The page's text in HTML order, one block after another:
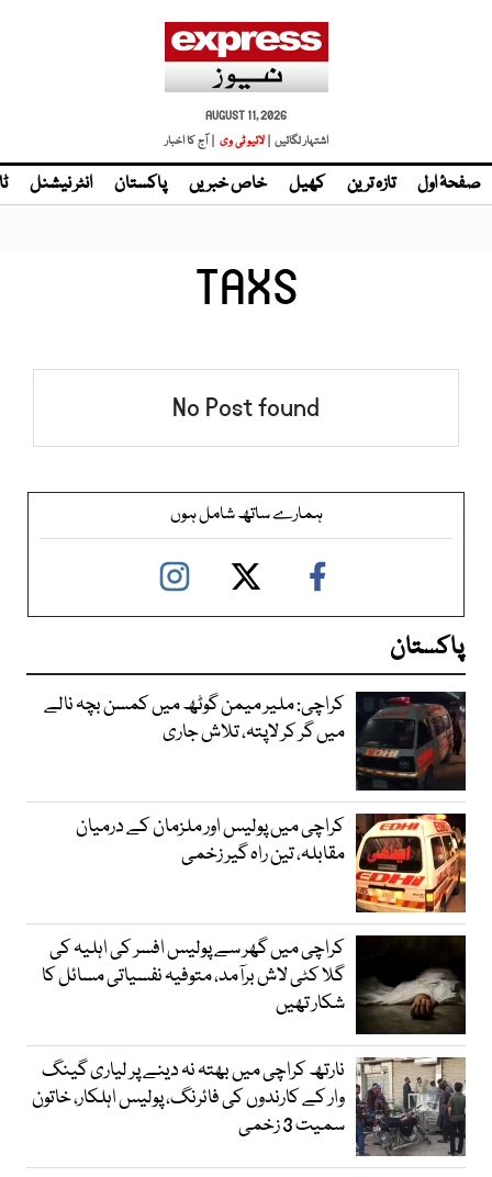
AUGUST 11, 2026
اشتہار لگائیں | لائیو ٹی وی | آج کا اخبار
صفحۂ اول تازہ ترین کھیل خاص خبریں پاکستان انٹر نیشنل
TAXS
No Post found
ہمارے ساتھ شامل ہوں
پاکستان
کراچی: ملیر میمن گوٹھ میں کمسن بچہ نالے
میں گر کر لاپتہ، تلاش جاری
کراچی میں پولیس اور ملزمان کے درمیان
مقابلہ، تین راہ گیر زخمی
کراچی میں گھر سے پولیس افسر کی اہلیہ کی
گلا کٹی لاش برآمد، متوفیہ نفسیاتی مسائل کا
شکار تھیں
نارتھ کراچی میں بھتہ نہ دینے پر لیاری گینگ
وار کے کارندوں کی فائرنگ، پولیس اہلکار، خاتون
سمیت 3 زخمی